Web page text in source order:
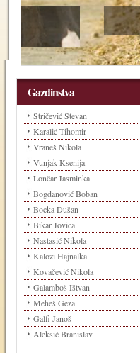
Gazdinstva
Stričević Stevan
Karalić Tihomir
Vraneš Nikola
Vunjak Ksenija
Lončar Jasminka
Bogdanović Boban
Bocka Dušan
Bikar Jovica
Nastasić Nikola
Kalozi Hajnalka
Kovačević Nikola
Galamboš Ištvan
Meheš Geza
Galfi Janoš
Aleksić Branislav